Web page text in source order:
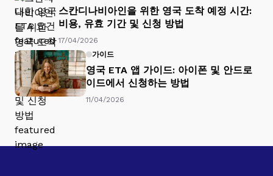
스칸디나비아인을 위한 영국 도착 예정 시간:
비용, 유효 기간 및 신청 방법
17/04/2026
가이드
영국 ETA 앱 가이드: 아이폰 및 안드로
이드에서 신청하는 방법
11/04/2026